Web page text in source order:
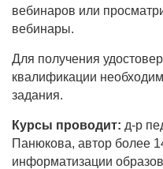
вебинаров или
вебинары.
Для получения
квалификации
задания.
Курсы проводит: д-р
Панюкова, автор более
информатизации